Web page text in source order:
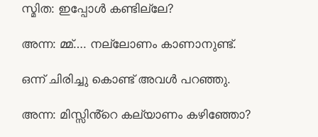
സ്മിത: ഇപ്പോൾ കണ്ടില്ലേ?
അന്ന: മ്മ്…. നല്ലോണം കാണാനുണ്ട്.
ഒന്ന് ചിരിച്ചു കൊണ്ട് അവൾ പറഞ്ഞു.
അന്ന: മിസ്സിൻ്റെ കല്യാണം കഴിഞ്ഞോ?